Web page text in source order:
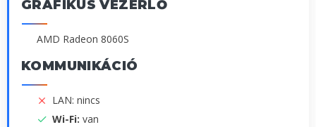
GRAFIKUS VEZÉRLŐ
AMD Radeon 8060S
KOMMUNIKÁCIÓ
LAN: nincs
Wi-Fi: van